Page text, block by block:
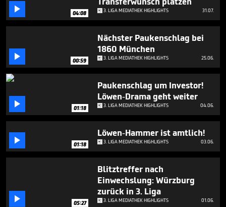
minutes,
seconds
 04:08 3. LIGA MEDIATHEK HIGHLIGHTS 31.07.
 00:59
Nächster Paukenschlag bei
1860 München
3. LIGA MEDIATHEK HIGHLIGHTS 25.06.
 01:18
Paukenschlag um Investor!
Löwen-Drama geht weiter
3. LIGA MEDIATHEK HIGHLIGHTS 04.06.
 01:18
Löwen-Hammer ist amtlich!
3. LIGA MEDIATHEK HIGHLIGHTS 03.06.
 05:27
Blitztreffer nach
Einwechslung: Würzburg
zurück in 3. Liga
3. LIGA MEDIATHEK HIGHLIGHTS 01.06.